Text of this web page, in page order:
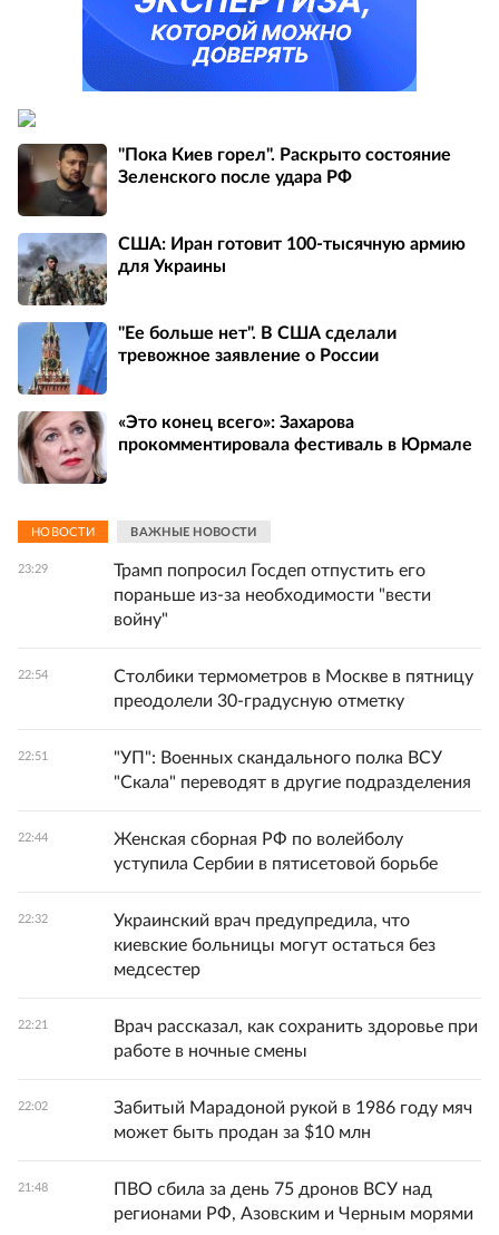
"Пока Киев горел". Раскрыто состояние
Зеленского после удара РФ
США: Иран готовит 100-тысячную армию
для Украины
"Ее больше нет". В США сделали
тревожное заявление о России
«Это конец всего»: Захарова
прокомментировала фестиваль в Юрмале
НОВОСТИ ВАЖНЫЕ НОВОСТИ
23:29
Трамп попросил Госдеп отпустить его
пораньше из-за необходимости "вести
войну"
22:54
Столбики термометров в Москве в пятницу
преодолели 30-градусную отметку
22:51
"УП": Военных скандального полка ВСУ
"Скала" переводят в другие подразделения
22:44
Женская сборная РФ по волейболу
уступила Сербии в пятисетовой борьбе
22:32
Украинский врач предупредила, что
киевские больницы могут остаться без
медсестер
22:21
Врач рассказал, как сохранить здоровье при
работе в ночные смены
22:02
Забитый Марадоной рукой в 1986 году мяч
может быть продан за $10 млн
21:48
ПВО сбила за день 75 дронов ВСУ над
регионами РФ, Азовским и Черным морями